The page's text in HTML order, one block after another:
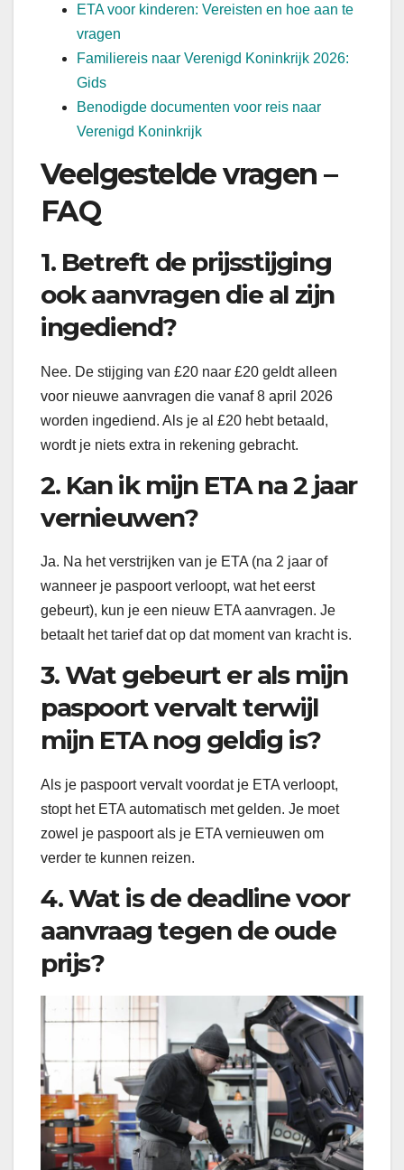
ETA voor kinderen: Vereisten en hoe aan te
vragen
Familiereis naar Verenigd Koninkrijk 2026:
Gids
Benodigde documenten voor reis naar
Verenigd Koninkrijk
Veelgestelde vragen –
FAQ
1. Betreft de prijsstijging
ook aanvragen die al zijn
ingediend?
Nee. De stijging van £20 naar £20 geldt alleen
voor nieuwe aanvragen die vanaf 8 april 2026
worden ingediend. Als je al £20 hebt betaald,
wordt je niets extra in rekening gebracht.
2. Kan ik mijn ETA na 2 jaar
vernieuwen?
Ja. Na het verstrijken van je ETA (na 2 jaar of
wanneer je paspoort verloopt, wat het eerst
gebeurt), kun je een nieuw ETA aanvragen. Je
betaalt het tarief dat op dat moment van kracht is.
3. Wat gebeurt er als mijn
paspoort vervalt terwijl
mijn ETA nog geldig is?
Als je paspoort vervalt voordat je ETA verloopt,
stopt het ETA automatisch met gelden. Je moet
zowel je paspoort als je ETA vernieuwen om
verder te kunnen reizen.
4. Wat is de deadline voor
aanvraag tegen de oude
prijs?